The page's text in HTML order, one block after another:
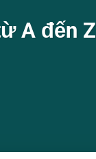
A đến Z